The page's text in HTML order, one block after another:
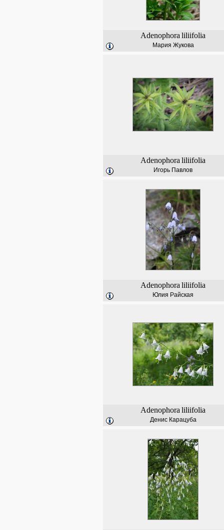
Adenophora liliifolia
Мария Жукова
Adenophora liliifolia
Игорь Павлов
Adenophora liliifolia
Юлия Райская
Adenophora liliifolia
Денис Карацуба